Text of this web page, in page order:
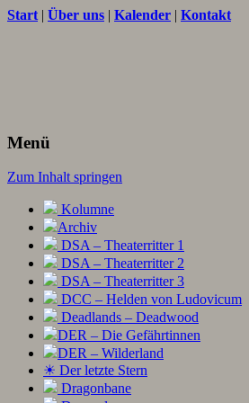
Start | Über uns | Kalender | Kontakt
Menü
Zum Inhalt springen
Kolumne
Archiv
DSA – Theaterritter 1
DSA – Theaterritter 2
DSA – Theaterritter 3
DCC – Helden von Ludovicum
Deadlands – Deadwood
DER – Die Gefährtinnen
DER – Wilderland
☀ Der letzte Stern
Dragonbane